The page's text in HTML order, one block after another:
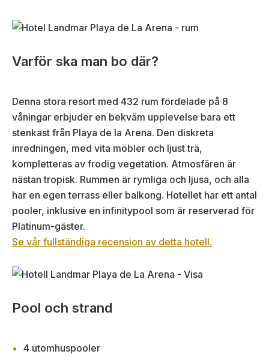
Varför ska man bo där?
Denna stora resort med 432 rum fördelade på 8
våningar erbjuder en bekväm upplevelse bara ett
stenkast från Playa de la Arena. Den diskreta
inredningen, med vita möbler och ljust trä,
kompletteras av frodig vegetation. Atmosfären är
nästan tropisk. Rummen är rymliga och ljusa, och alla
har en egen terrass eller balkong. Hotellet har ett antal
pooler, inklusive en infinitypool som är reserverad för
Platinum-gäster.
Se vår fullständiga recension av detta hotell.
Pool och strand
4 utomhuspooler